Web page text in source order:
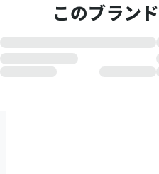
このブラン